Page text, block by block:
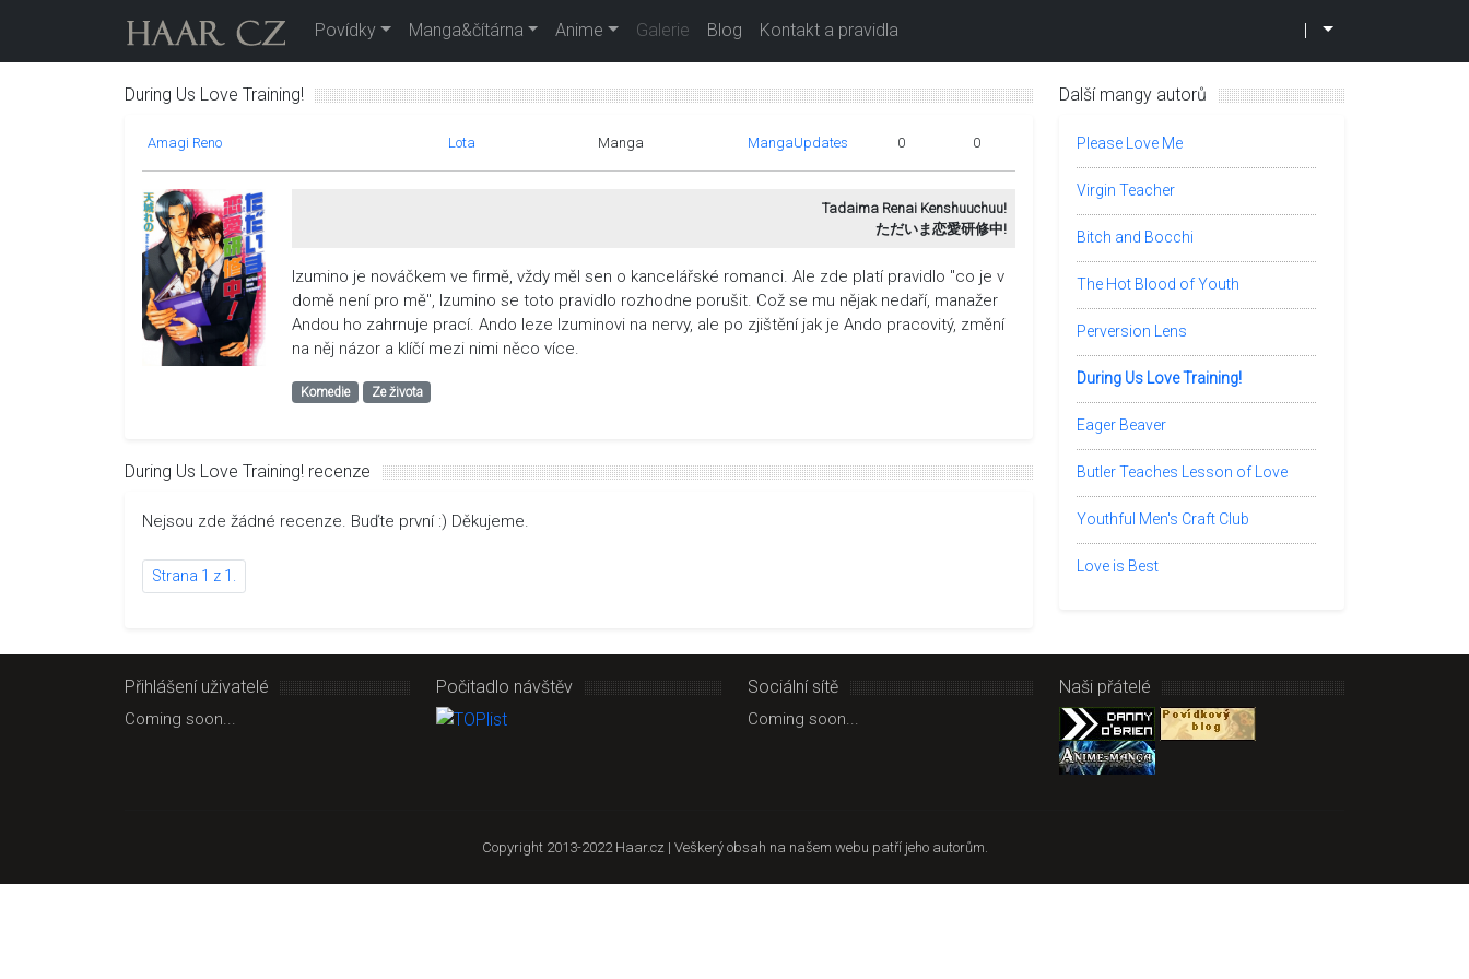
Povídky Manga&čítárna Anime Galerie Blog Kontakt a pravidla
During Us Love Training!
Amagi Reno Lota Manga MangaUpdates 0 0
Tadaima Renai Kenshuuchuu!
ただいま恋愛研修中!
Izumino je nováčkem ve firmě, vždy měl sen o kancelářské romanci. Ale zde platí pravidlo "co je v
domě není pro mě", Izumino se toto pravidlo rozhodne porušit. Což se mu nějak nedaří, manažer
Andou ho zahrnuje prací. Ando leze Izuminovi na nervy, ale po zjištění jak je Ando pracovitý, změní
na něj názor a klíčí mezi nimi něco více.
Komedie Ze života
During Us Love Training! recenze
Nejsou zde žádné recenze. Buďte první :) Děkujeme.
Strana 1 z 1.
Další mangy autorů
Please Love Me
Virgin Teacher
Bitch and Bocchi
The Hot Blood of Youth
Perversion Lens
During Us Love Training!
Eager Beaver
Butler Teaches Lesson of Love
Youthful Men's Craft Club
Love is Best
Přihlášení uživatelé
Coming soon...
Počitadlo návštěv Sociální sítě
Coming soon...
Naši přátelé
Copyright 2013-2022 Haar.cz | Veškerý obsah na našem webu patří jeho autorům.